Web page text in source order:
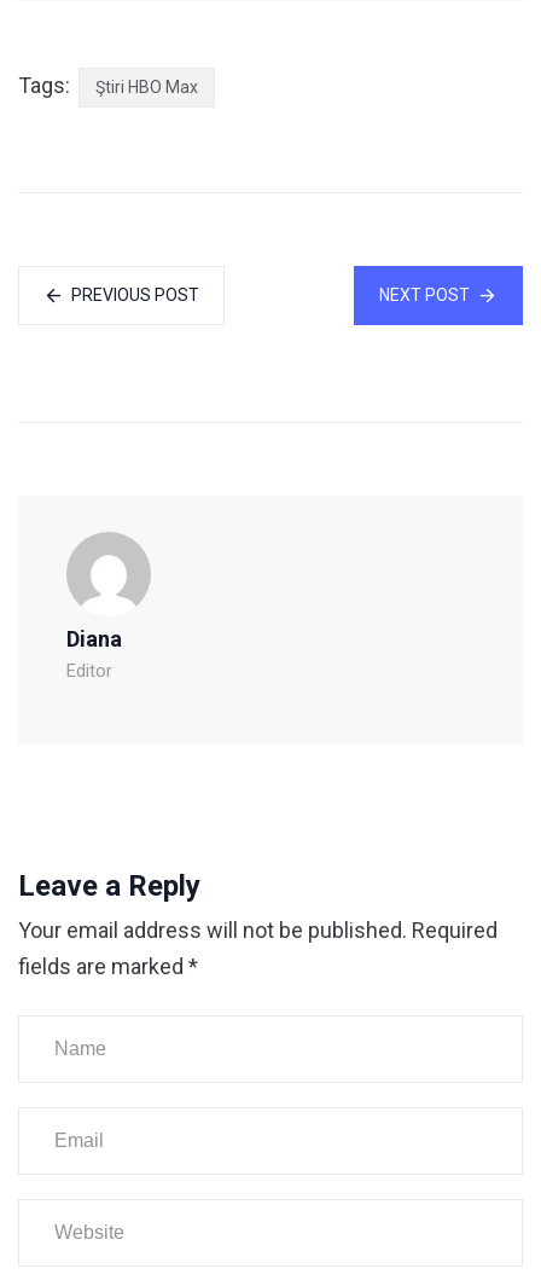
Tags: Ştiri HBO Max
PREVIOUS POST NEXT POST
Diana
Editor
Leave a Reply
Your email address will not be published. Required
fields are marked *